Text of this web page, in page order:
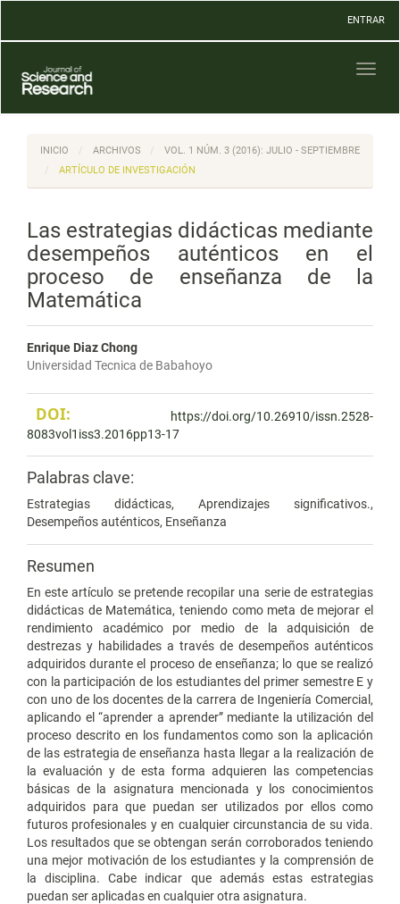
Contenido
Barra
lateral
ENTRAR
INICIO ARCHIVOS
VOL. 1 NÚM. 3 (2016): JULIO - SEPTIEMBRE
ARTÍCULO DE INVESTIGACIÓN
Las estrategias didácticas mediante
desempeños auténticos en el
proceso de enseñanza de la
Matemática
Enrique Diaz Chong
Universidad Tecnica de Babahoyo
DOI:
https://doi.org/10.26910/issn.2528-
8083vol1iss3.2016pp13-17
Palabras clave:
Estrategias didácticas, Aprendizajes significativos.,
Desempeños auténticos, Enseñanza
Resumen
En este artículo se pretende recopilar una serie de estrategias
didácticas de Matemática, teniendo como meta de mejorar el
rendimiento académico por medio de la adquisición de
destrezas y habilidades a través de desempeños auténticos
adquiridos durante el proceso de enseñanza; lo que se realizó
con la participación de los estudiantes del primer semestre E y
con uno de los docentes de la carrera de Ingeniería Comercial,
aplicando el “aprender a aprender” mediante la utilización del
proceso descrito en los fundamentos como son la aplicación
de las estrategia de enseñanza hasta llegar a la realización de
la evaluación y de esta forma adquieren las competencias
básicas de la asignatura mencionada y los conocimientos
adquiridos para que puedan ser utilizados por ellos como
futuros profesionales y en cualquier circunstancia de su vida.
Los resultados que se obtengan serán corroborados teniendo
una mejor motivación de los estudiantes y la comprensión de
la disciplina. Cabe indicar que además estas estrategias
puedan ser aplicadas en cualquier otra asignatura.